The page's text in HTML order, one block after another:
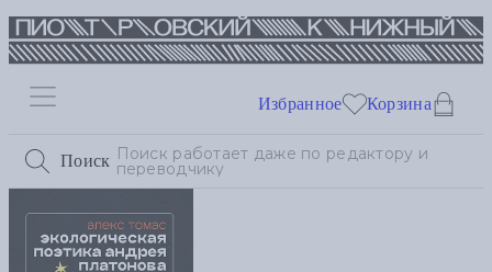
Поиск
Избранное Корзина